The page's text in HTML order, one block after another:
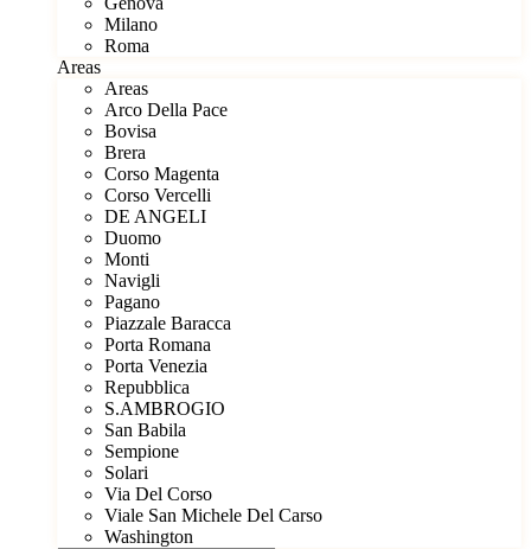
Milano
Roma
Areas
Areas
Arco Della Pace
Bovisa
Brera
Corso Magenta
Corso Vercelli
DE ANGELI
Duomo
Monti
Navigli
Pagano
Piazzale Baracca
Porta Romana
Porta Venezia
Repubblica
S.AMBROGIO
San Babila
Sempione
Solari
Via Del Corso
Viale San Michele Del Carso
Washington